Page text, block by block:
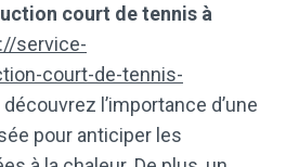
court de tennis à
service-
court-de-tennis-
découvrez l’importance d’une
pour anticiper les